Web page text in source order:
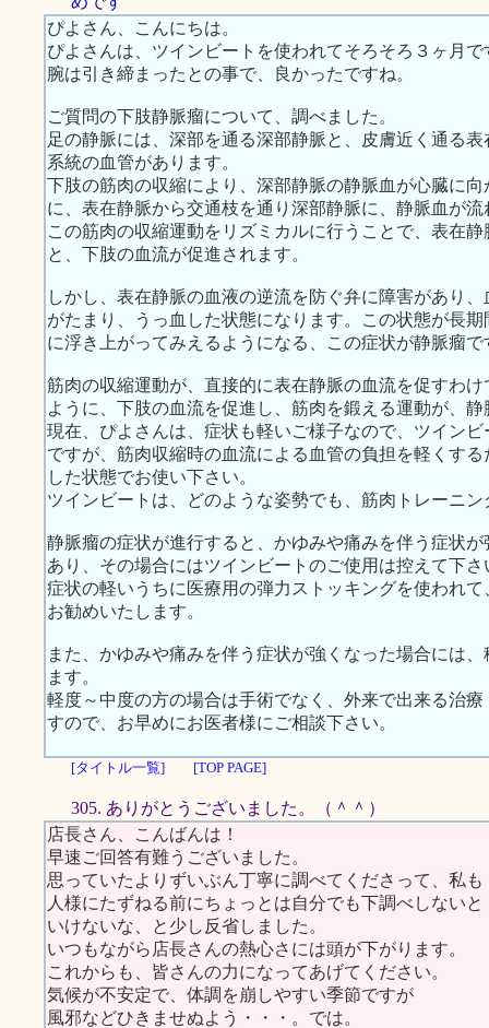
ぴよさん、こんにちは。
ぴよさんは、ツインビートを使われてそろそろ３ヶ月で
腕は引き締まったとの事で、良かったですね。
ご質問の下肢静脈瘤について、調べました。
足の静脈には、深部を通る深部静脈と、皮膚近く通る
系統の血管があります。
下肢の筋肉の収縮により、深部静脈の静脈血が心臓に
に、表在静脈から交通枝を通り深部静脈に、静脈血が流
この筋肉の収縮運動をリズミカルに行うことで、表在
と、下肢の血流が促進されます。
しかし、表在静脈の血液の逆流を防ぐ弁に障害があり
がたまり、うっ血した状態になります。この状態が長
に浮き上がってみえるようになる、この症状が静脈瘤で
筋肉の収縮運動が、直接的に表在静脈の血流を促すわ
ように、下肢の血流を促進し、筋肉を鍛える運動が、
現在、ぴよさんは、症状も軽いご様子なので、ツイン
ですが、筋肉収縮時の血流による血管の負担を軽くす
した状態でお使い下さい。
ツインビートは、どのような姿勢でも、筋肉トレーニ
静脈瘤の症状が進行すると、かゆみや痛みを伴う症状
あり、その場合にはツインビートのご使用は控えて下さ
症状の軽いうちに医療用の弾力ストッキングを使われ
お勧めいたします。
また、かゆみや痛みを伴う症状が強くなった場合には
ます。
軽度～中度の方の場合は手術でなく、外来で出来る治
すので、お早めにお医者様にご相談下さい。
[タイトル一覧] [TOP PAGE]
305. ありがとうございました。（＾＾）
店長さん、こんばんは！
早速ご回答有難うございました。
思っていたよりずいぶん丁寧に調べてくださって、私も
人様にたずねる前にちょっとは自分でも下調べしないと
いけないな、と少し反省しました。
いつもながら店長さんの熱心さには頭が下がります。
これからも、皆さんの力になってあげてください。
気候が不安定で、体調を崩しやすい季節ですが
風邪などひきませぬよう・・・。では。